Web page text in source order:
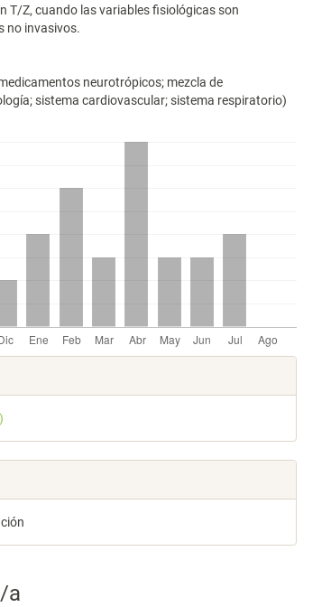
T/Z, cuando las variables fisiológicas son
no invasivos.
neurotrópicos; mezcla de
sistema cardiovascular; sistema respiratorio)
a